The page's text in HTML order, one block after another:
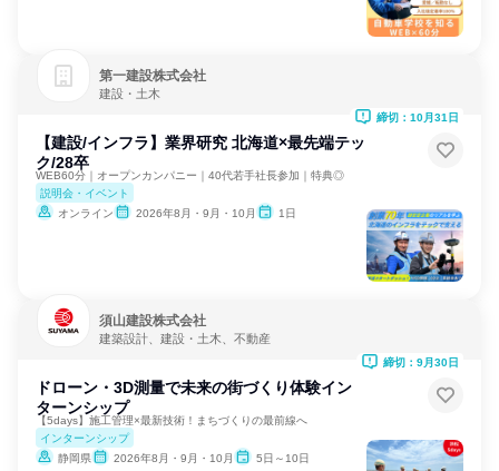
第一建設株式会社
建設・土木
【建設/インフラ】業界研究 北海道×最先端テッ
ク/28卒
WEB60分｜オープンカンパニー｜40代若手社長参加｜特典◎
説明会・イベント
オンライン
2026年8月・9月・10月 1日
締切：10月31日
須山建設株式会社
建築設計、建設・土木、不動産
ドローン・3D測量で未来の街づくり体験イン
ターンシップ
【5days】施工管理×最新技術！まちづくりの最前線へ
インターンシップ
静岡県
2026年8月・9月・10月 5日～10日
締切：9月30日